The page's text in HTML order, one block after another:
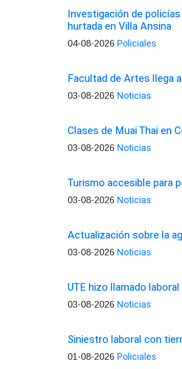
Investigación de
hurtada en Villa Ansina
04-08-2026 Policiales
Facultad de Artes llega
03-08-2026 Noticias
Clases de Muai Thai en
03-08-2026 Noticias
Turismo accesible para
03-08-2026 Noticias
Actualización sobre la
03-08-2026 Noticias
UTE hizo llamado
03-08-2026 Noticias
Siniestro laboral con
01-08-2026 Policiales